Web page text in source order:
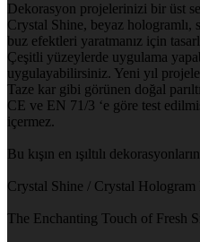
Dekorasyon projelerinizi bir üst
Crystal Shine, beyaz hologramlı,
buz efektleri yaratmanız için
Çeşitli yüzeylerde uygulama
uygulayabilirsiniz. Yeni yıl
Taze kar gibi görünen doğal
CE ve EN 71/3 ‘e göre test
içermez.
Bu kışın en ışıltılı
Crystal Shine / Crystal
The Enchanting Touch of Fresh